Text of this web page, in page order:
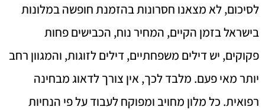
לסיכום, לא מצאנו חסרונות בהזמנת חופשה במלונות
בישראל בזמן הקיים, המחיר נוח, הכבישים פחות
פקוקים, יש דילים משפחתיים, דילים לזוגות, והמגוון רחב
יותר מאי פעם. מלבד לכך, אין צורך לדאוג מבחינה
רפואית. כל מלון מחויב ומפוקח לעבוד על פי הנחיות